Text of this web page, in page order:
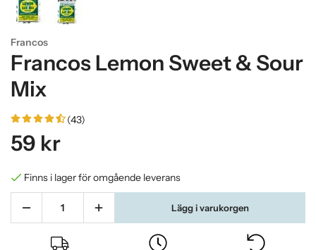
Francos
Francos Lemon Sweet & Sour
Mix
(43)
59 kr
Finns i lager för omgående leverans
Lägg i varukorgen